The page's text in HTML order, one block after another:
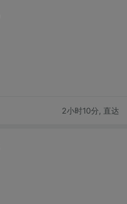
2小时10分, 直达